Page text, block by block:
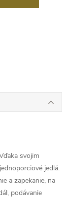
svojim
jedlá.
a zapekanie, na
podávanie